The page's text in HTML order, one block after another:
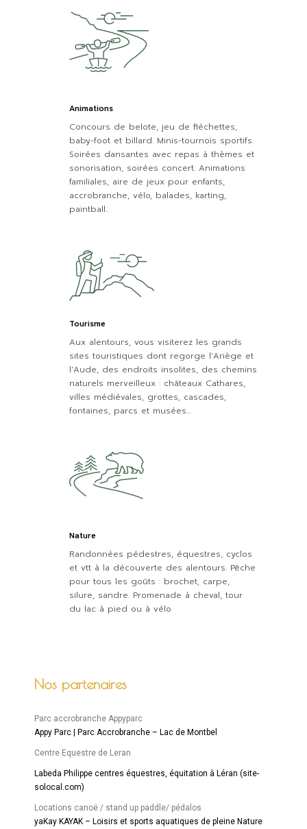
Animations
Concours de belote, jeu de fléchettes,
baby-foot et billard. Minis-tournois sportifs.
Soirées dansantes avec repas à thèmes et
sonorisation, soirées concert. Animations
familiales, aire de jeux pour enfants,
accrobranche, vélo, balades, karting,
paintball..
Tourisme
Aux alentours, vous visiterez les grands
sites touristiques dont regorge l'Ariège et
l'Aude, des endroits insolites, des chemins
naturels merveilleux : châteaux Cathares,
villes médiévales, grottes, cascades,
fontaines, parcs et musées...
Nature
Randonnées pédestres, équestres, cyclos
et vtt à la découverte des alentours. Pêche
pour tous les goûts : brochet, carpe,
silure, sandre. Promenade à cheval, tour
du lac à pied ou à vélo
Nos partenaires
Parc accrobranche Appyparc
Appy Parc | Parc Accrobranche – Lac de Montbel
Centre Equestre de Leran
Labeda Philippe centres équestres, équitation à Léran (site-
solocal.com)
Locations canoë / stand up paddle/ pédalos
yaKay KAYAK – Loisirs et sports aquatiques de pleine Nature